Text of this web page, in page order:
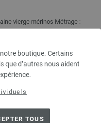
boutique. Certains
que d’autres nous aident
TOUS
vierge mérinos Métrage :
pas inclus dans les paquets
!